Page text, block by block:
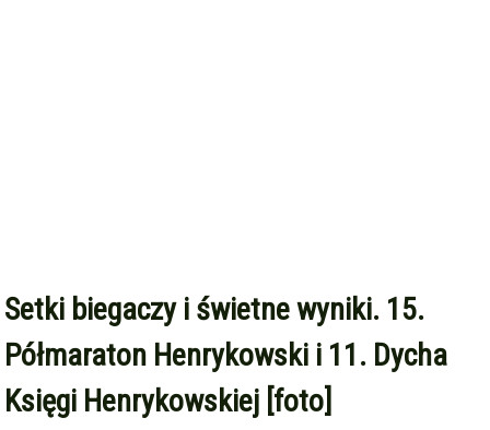
Setki biegaczy i świetne wyniki. 15.
Półmaraton Henrykowski i 11. Dycha
Księgi Henrykowskiej [foto]